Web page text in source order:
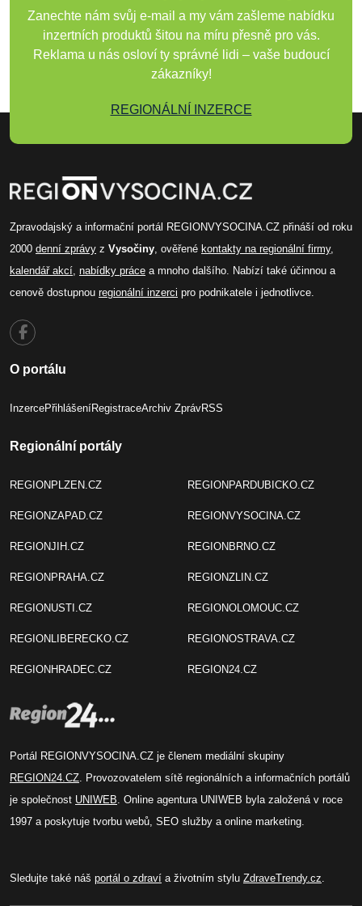
Zanechte nám svůj e-mail a my vám zašleme nabídku
inzertních produktů šitou na míru přesně pro vás.
Reklama u nás osloví ty správné lidi – vaše budoucí
zákazníky!
REGIONÁLNÍ INZERCE
Zpravodajský a informační portál REGIONVYSOCINA.CZ přináší od roku
2000 denní zprávy z Vysočiny, ověřené kontakty na regionální firmy,
kalendář akcí, nabídky práce a mnoho dalšího. Nabízí také účinnou a
cenově dostupnou regionální inzerci pro podnikatele i jednotlivce.
O portálu
InzercePřihlášeníRegistraceArchiv ZprávRSS
Regionální portály
REGIONPLZEN.CZ
REGIONZAPAD.CZ
REGIONJIH.CZ
REGIONPRAHA.CZ
REGIONUSTI.CZ
REGIONLIBERECKO.CZ
REGIONHRADEC.CZ
REGIONPARDUBICKO.CZ
REGIONVYSOCINA.CZ
REGIONBRNO.CZ
REGIONZLIN.CZ
REGIONOLOMOUC.CZ
REGIONOSTRAVA.CZ
REGION24.CZ
Portál REGIONVYSOCINA.CZ je členem mediální skupiny
REGION24.CZ. Provozovatelem sítě regionálních a informačních portálů
je společnost UNIWEB. Online agentura UNIWEB byla založená v roce
1997 a poskytuje tvorbu webů, SEO služby a online marketing.
Sledujte také náš portál o zdraví a životním stylu ZdraveTrendy.cz.